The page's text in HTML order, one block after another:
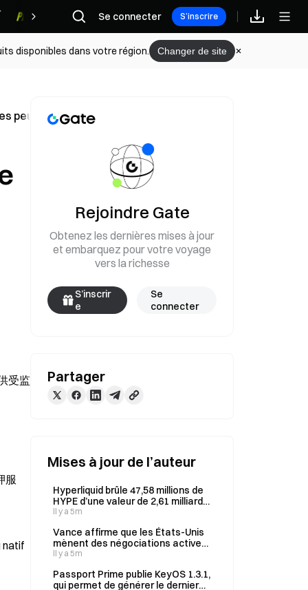
Récompenses
Se connecter S’inscrire
disponibles dans votre région. Changer de site
peuvent détenir des TRX.
受监
服
natif
Rejoindre Gate
Obtenez les dernières mises à jour
et embarquez pour votre voyage
vers la richesse
S’inscrir
e
Se
connecter
Partager
Mises à jour de l’auteur
Hyperliquid brûle 47,58 millions de
HYPE d’une valeur de 2,61 milliards
de dollars, soit 4,76 % de l’offre
Il y a 5m
Vance affirme que les États-Unis
mènent des négociations actives
avec l’Iran sur plusieurs fronts
Il y a 5m
Passport Prime publie KeyOS 1.3.1,
qui permet de générer le dernier